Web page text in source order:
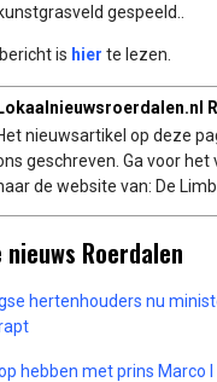
gespeeld..
is hier te lezen.
Lokaalnieuwsroerdalen.nl
nieuwsartikel op deze
geschreven. Ga voor het
de website van: De
Roerdalen
hertenhouders nu
hebben met prins Marco